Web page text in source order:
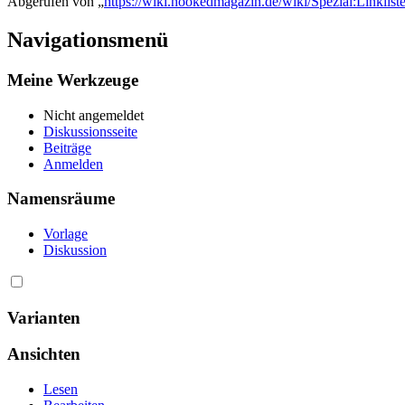
Navigationsmenü
Meine Werkzeuge
Nicht angemeldet
Diskussionsseite
Beiträge
Anmelden
Namensräume
Vorlage
Diskussion
Varianten
Ansichten
Lesen